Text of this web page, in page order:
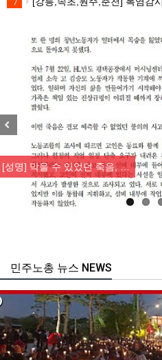
7
[성명] 막을 수 있었던 죽음, …
주노총 뉴스 NEWS